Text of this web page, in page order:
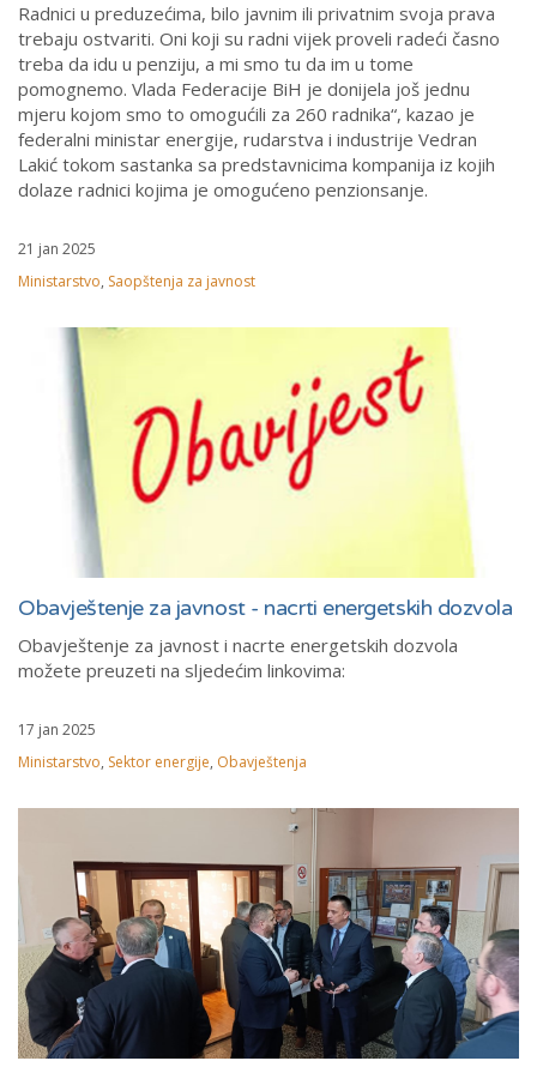
Radnici u preduzećima, bilo javnim ili privatnim svoja prava
trebaju ostvariti. Oni koji su radni vijek proveli radeći časno
treba da idu u penziju, a mi smo tu da im u tome
pomognemo. Vlada Federacije BiH je donijela još jednu
mjeru kojom smo to omogućili za 260 radnika“, kazao je
federalni ministar energije, rudarstva i industrije Vedran
Lakić tokom sastanka sa predstavnicima kompanija iz kojih
dolaze radnici kojima je omogućeno penzionsanje.
21 jan 2025
Ministarstvo, Saopštenja za javnost
Obavještenje za javnost - nacrti energetskih dozvola
Obavještenje za javnost i nacrte energetskih dozvola
možete preuzeti na sljedećim linkovima:
17 jan 2025
Ministarstvo, Sektor energije, Obavještenja